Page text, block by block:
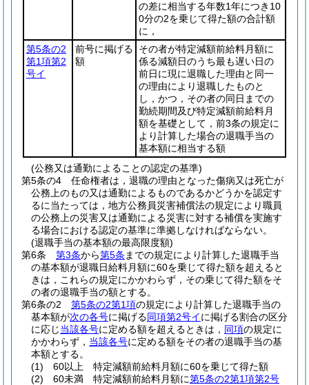
の差に相当する年数1年につき10
0分の2を乗じて得た額の合計額
に，
第5条の2
第1項第2
号イ
前号に掲げる
額
その者が特定減額前給料月額に
係る減額日のうち最も遅い日の
前日に現に退職した理由と同一
の理由により退職したものと
し，かつ，その者の同日までの
勤続期間及び特定減額前給料月
額を基礎として，前3条の規定に
より計算した場合の退職手当の
基本額に相当する額
(公務又は通勤によることの認定の基準)
第5条の4
任命権者は，退職の理由となった傷病又は死亡が
公務上のもの又は通勤によるものであるかどうかを認定す
るに当たっては，地方公務員災害補償法の規定により職員
の公務上の災害又は通勤による災害に対する補償を実施す
る場合における認定の基準に準拠しなければならない。
(退職手当の基本額の最高限度額)
第6条
第3条から第5条 までの規定により計算した退職手当
の基本額が退職日給料月額に60を乗じて得た額を超えると
きは，これらの規定にかかわらず，その乗じて得た額をそ
の者の退職手当の額とする。
第6条の2
第5条の2第1項の規定により計算した退職手当の
基本額が次の各号に掲げる同項第2号イに掲げる割合の区分
に応じ当該各号に定める額を超えるときは， 同項の規定に
かかわらず， 当該各号に定める額をその者の退職手当の基
本額とする。
(1)
60以上 特定減額前給料月額に60を乗じて得た額
(2)
60未満 特定減額前給料月額に第5条の2第1項第2号